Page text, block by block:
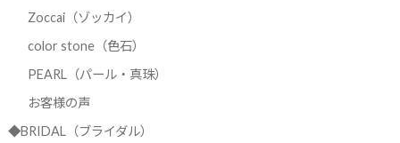
Zoccai（ゾッカイ）
color stone（色石）
PEARL（パール・真珠）
お客様の声
◆BRIDAL（ブライダル）